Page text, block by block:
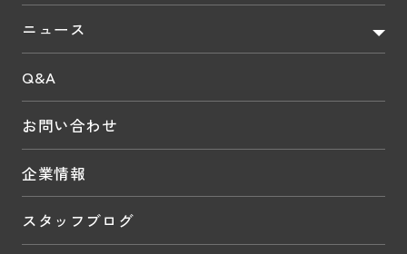
ニュース
Q&A
お問い合わせ
企業情報
スタッフブログ